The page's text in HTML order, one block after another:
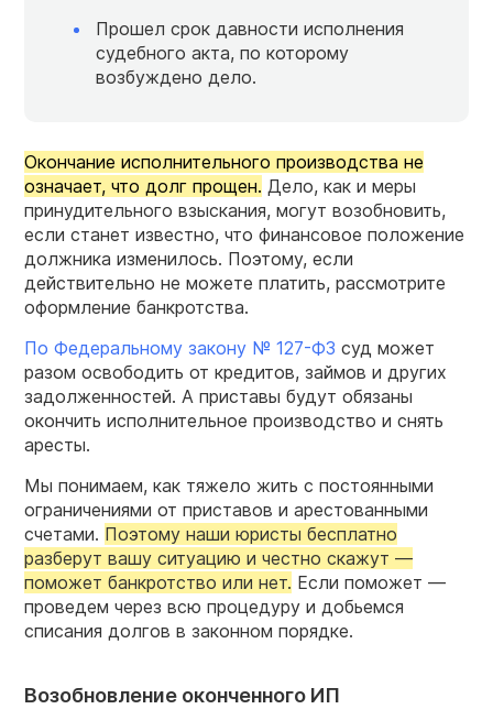
Прошел срок давности исполнения
судебного акта, по которому
возбуждено дело.
Окончание исполнительного производства не
означает, что долг прощен. Дело, как и меры
принудительного взыскания, могут возобновить,
если станет известно, что финансовое положение
должника изменилось. Поэтому, если
действительно не можете платить, рассмотрите
оформление банкротства.
По Федеральному закону № 127-ФЗ суд может
разом освободить от кредитов, займов и других
задолженностей. А приставы будут обязаны
окончить исполнительное производство и снять
аресты.
Мы понимаем, как тяжело жить с постоянными
ограничениями от приставов и арестованными
счетами. Поэтому наши юристы бесплатно
разберут вашу ситуацию и честно скажут —
поможет банкротство или нет. Если поможет —
проведем через всю процедуру и добьемся
списания долгов в законном порядке.
Возобновление оконченного ИП